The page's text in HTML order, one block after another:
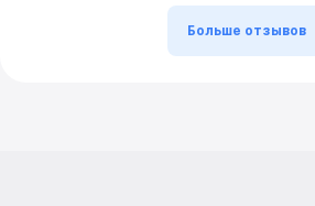
Больше отзывов